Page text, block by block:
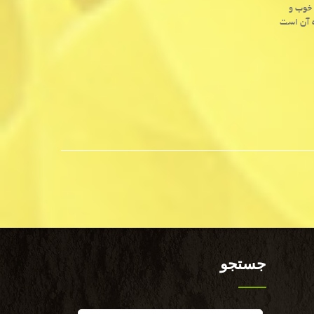
خوب و
آن است
جستجو